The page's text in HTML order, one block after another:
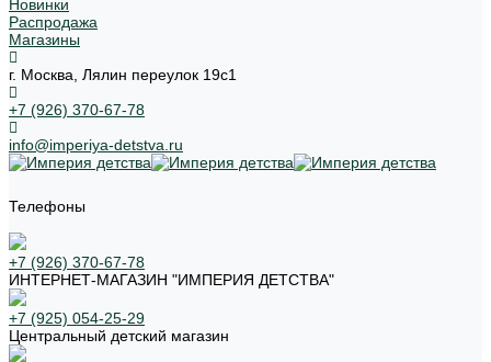
Новинки
Распродажа
Магазины
г. Москва, Лялин переулок 19с1
+7 (926) 370-67-78
info@imperiya-detstva.ru
Телефоны
+7 (926) 370-67-78
ИНТЕРНЕТ-МАГАЗИН "ИМПЕРИЯ ДЕТСТВА"
+7 (925) 054-25-29
Центральный детский магазин